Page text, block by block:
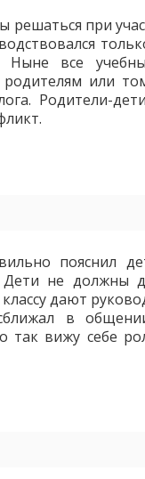
при
все
или
Родители-
пояснил
Дети не должны
дают
в
так вижу себе